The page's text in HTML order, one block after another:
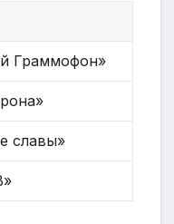
Граммофон»
славы»